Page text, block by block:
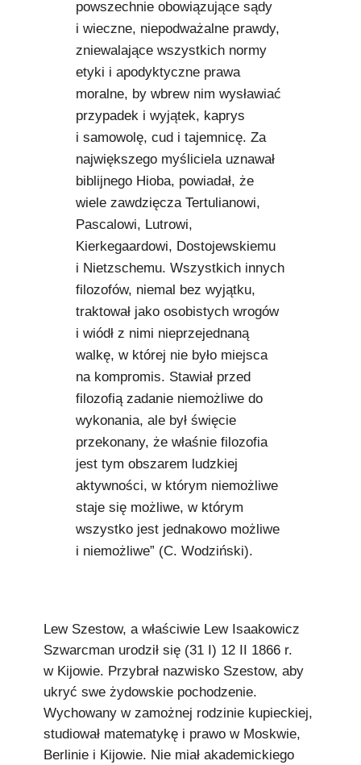
powszechnie obowiązujące sądy
i wieczne, niepodważalne prawdy,
zniewalające wszystkich normy
etyki i apodyktyczne prawa
moralne, by wbrew nim wysławiać
przypadek i wyjątek, kaprys
i samowolę, cud i tajemnicę. Za
największego myśliciela uznawał
biblijnego Hioba, powiadał, że
wiele zawdzięcza Tertulianowi,
Pascalowi, Lutrowi,
Kierkegaardowi, Dostojewskiemu
i Nietzschemu. Wszystkich innych
filozofów, niemal bez wyjątku,
traktował jako osobistych wrogów
i wiódł z nimi nieprzejednaną
walkę, w której nie było miejsca
na kompromis. Stawiał przed
filozofią zadanie niemożliwe do
wykonania, ale był święcie
przekonany, że właśnie filozofia
jest tym obszarem ludzkiej
aktywności, w którym niemożliwe
staje się możliwe, w którym
wszystko jest jednakowo możliwe
i niemożliwe” (C. Wodziński).
Lew Szestow, a właściwie Lew Isaakowicz
Szwarcman urodził się (31 I) 12 II 1866 r.
w Kijowie. Przybrał nazwisko Szestow, aby
ukryć swe żydowskie pochodzenie.
Wychowany w zamożnej rodzinie kupieckiej,
studiował matematykę i prawo w Moskwie,
Berlinie i Kijowie. Nie miał akademickiego